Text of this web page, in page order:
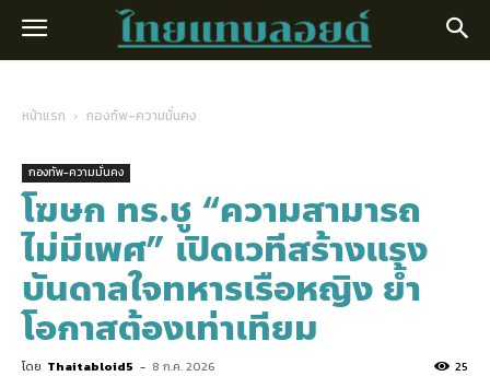
หน้าแรก กองทัพ-ความมั่นคง
กองทัพ-ความมั่นคง
โฆษก ทร.ชู “ความสามารถ
ไม่มีเพศ” เปิดเวทีสร้างแรง
บันดาลใจทหารเรือหญิง ย้ำ
โอกาสต้องเท่าเทียม
โดย Thaitabloid5 - 8 ก.ค. 2026 25